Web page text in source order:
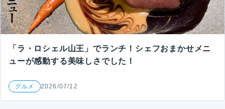
「ラ・ロシェル山王」でランチ！シェフおまかせメニ
ューが感動する美味しさでした！
グルメ 2026/07/12